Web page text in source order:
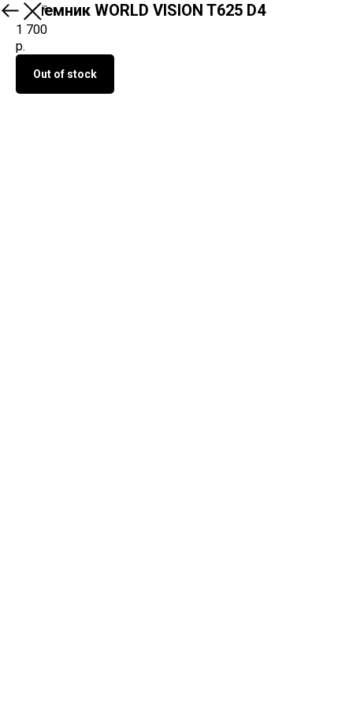
О продукте
Приемник WORLD VISION T625 D4
1 700
р.
Out of stock